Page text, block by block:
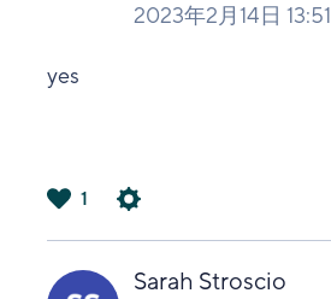
2023年2月14日 13:51
yes
い
1
Sarah Stroscio